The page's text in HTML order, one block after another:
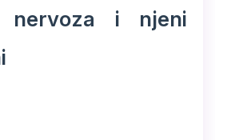
nervoza i njeni